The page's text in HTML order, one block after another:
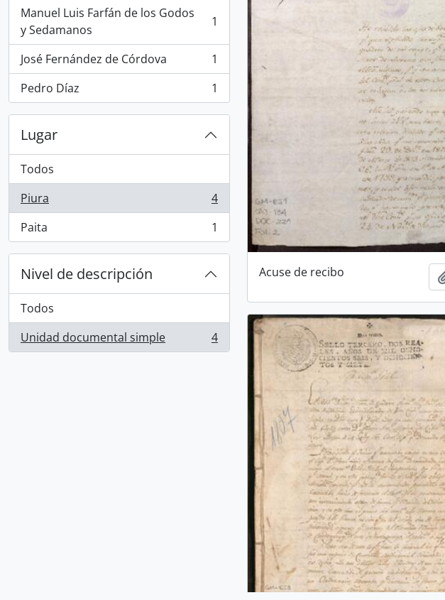
Manuel Luis Farfán de los Godos
y Sedamanos
, 1 resultados 1
José Fernández de Córdova
, 1 resultados
1
Pedro Díaz
, 1 resultados 1
Lugar
Todos
Piura
, 4 resultados
4
Paita
, 1 resultados 1
Nivel de descripción
Todos
Unidad documental simple
, 4 resultados 4
Acuse de recibo